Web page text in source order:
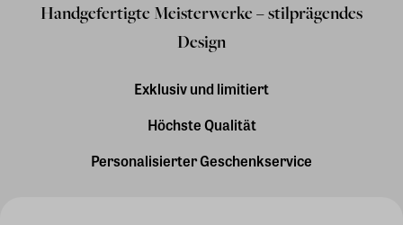
Handgefertigte Meisterwerke – stilprägendes
Design
Exklusiv und limitiert
Höchste Qualität
Personalisierter Geschenkservice